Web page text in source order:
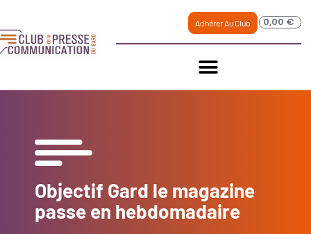
Adhérer Au Club 0,00 €
Objectif Gard le magazine
passe en hebdomadaire